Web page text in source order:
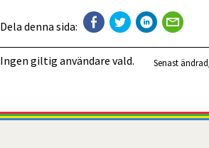
Dela denna sida:
Ingen giltig användare vald. Senast